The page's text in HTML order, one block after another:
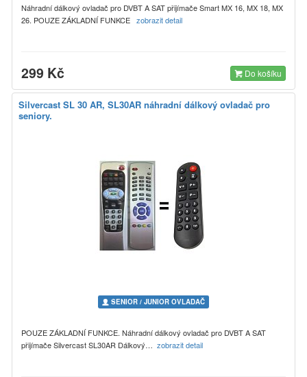
Náhradní dálkový ovladač pro DVBT A SAT přijímače Smart MX 16, MX 18, MX
26. POUZE ZÁKLADNÍ FUNKCE zobrazit detail
299 Kč Do košíku
Silvercast SL 30 AR, SL30AR náhradní dálkový ovladač pro
seniory.
SENIOR / JUNIOR OVLADAČ
POUZE ZÁKLADNÍ FUNKCE. Náhradní dálkový ovladač pro DVBT A SAT
přijímače Silvercast SL30AR Dálkový… zobrazit detail